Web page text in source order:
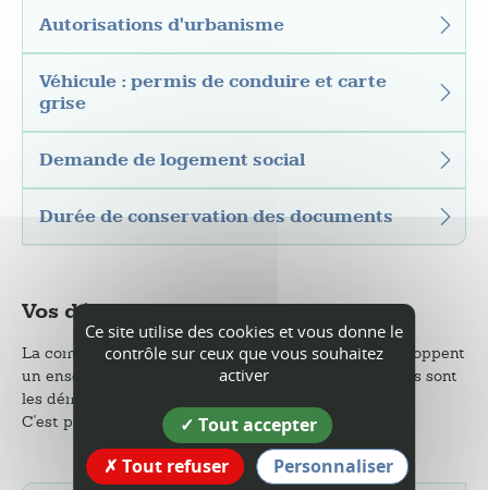
Autorisations d'urbanisme
Véhicule : permis de conduire et carte
grise
Demande de logement social
Durée de conservation des documents
Vos démarches de service
La commune et la communauté de communes développent
un ensemble de services pour leurs habitants. Quelles sont
les démarches à suivre pour en bénéficier ?
C'est par là...
Ce site utilise des cookies et vous donne le
contrôle sur ceux que vous souhaitez
activer
Tout accepter
Tout refuser
Personnaliser